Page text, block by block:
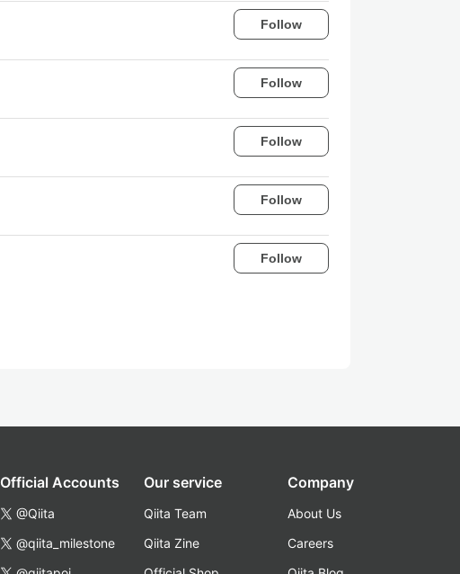
Follow
Follow
Follow
Follow
Follow
Official Accounts
@Qiita
@qiita_milestone
Our service
Qiita Team
Qiita Zine
Company
About Us
Careers